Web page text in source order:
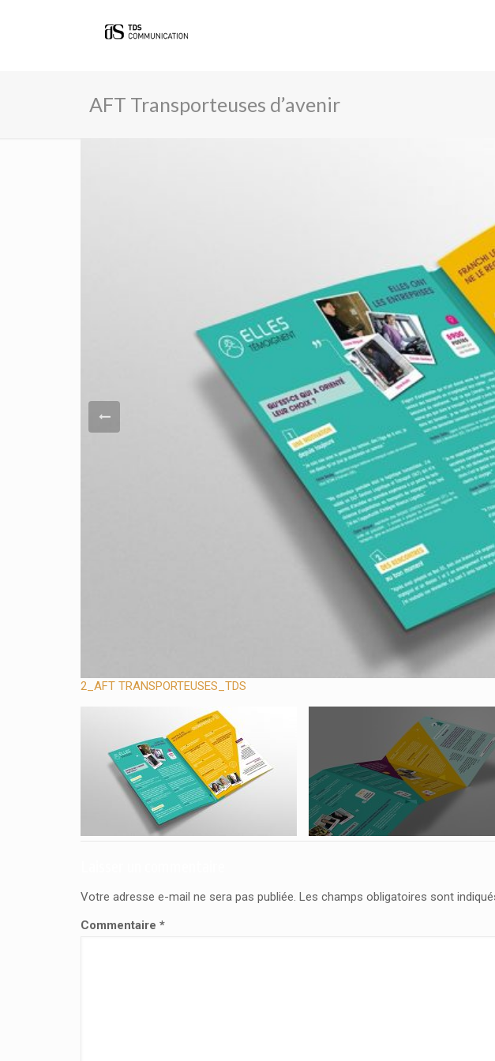
AFT Transporteuses d’avenir
2_AFT TRANSPORTEUSES_TDS
Votre adresse e-mail ne sera pas publiée. Les champs obligatoires sont
Commentaire *